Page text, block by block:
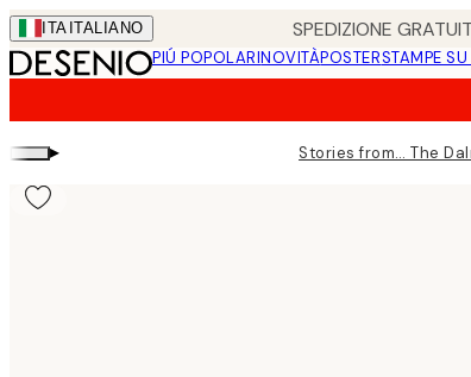
Skip
to
main
ITA ITALIANO SPEDIZIONE
PIÚ POPOLARINOVITÀPOSTERSTAMPE SU
▸ Stories from… The